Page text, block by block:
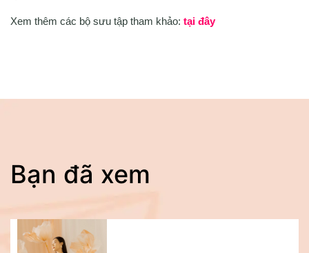
Xem thêm các bộ sưu tập tham khảo: tại đây
Bạn đã xem